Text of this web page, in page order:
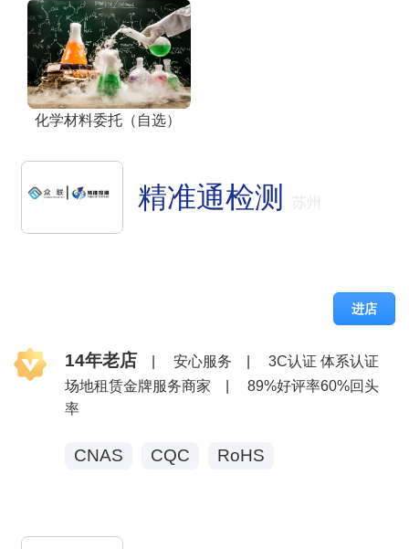
化学材料委托（自选）
精准通检测 苏州
进店
14年老店 安心服务
3C认证 体系认证
场地租赁金牌服务商家
89%好评率60%回头
率
CNAS CQC RoHS